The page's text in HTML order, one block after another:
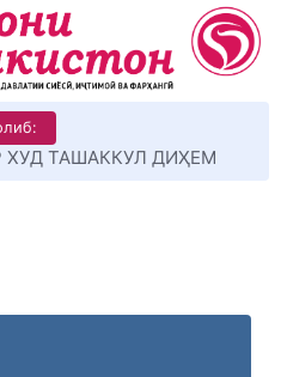
ТАШАККУЛ ДИҲЕМ